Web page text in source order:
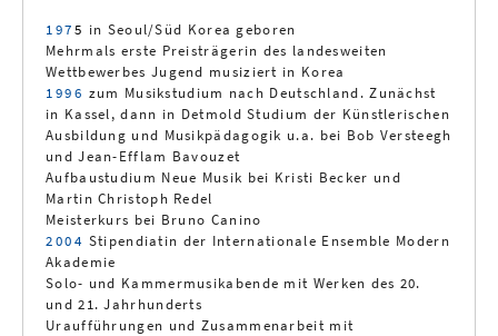
1975 in Seoul/Süd Korea geboren
Mehrmals erste Preisträgerin des landesweiten
Wettbewerbes Jugend musiziert in Korea
1996 zum Musikstudium nach Deutschland. Zunächst
in Kassel, dann in Detmold Studium der Künstlerischen
Ausbildung und Musikpädagogik u.a. bei Bob Versteegh
und Jean-Efflam Bavouzet
Aufbaustudium Neue Musik bei Kristi Becker und
Martin Christoph Redel
Meisterkurs bei Bruno Canino
2004 Stipendiatin der Internationale Ensemble Modern
Akademie
Solo- und Kammermusikabende mit Werken des 20.
und 21. Jahrhunderts
Uraufführungen und Zusammenarbeit mit